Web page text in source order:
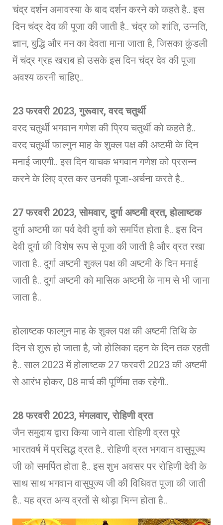
चंद्र दर्शन अमावस्या के बाद दर्शन करने को कहते है.. इस
दिन चंद्र देव की पूजा की जाती है.. चंद्र को शांति, उन्नति,
ज्ञान, बुद्धि और मन का देवता माना जाता है, जिसका कुंडली
में चंद्र ग्रह खराब हो उसके इस दिन चंद्र देव की पूजा
अवश्य करनी चाहिए..
23 फरवरी 2023, गुरूवार, वरद चतुर्थी
वरद चतुर्थी भगवान गणेश की प्रिय चतुर्थी को कहते है..
वरद चतुर्थी फाल्गुन माह के शुक्ल पक्ष की अष्टमी के दिन
मनाई जाएगी.. इस दिन याचक भगवान गणेश को प्रसन्न
करने के लिए व्रत कर उनकी पूजा-अर्चना करते है..
27 फरवरी 2023, सोमवार, दुर्गा अष्टमी व्रत, होलाष्टक
दुर्गा अष्टमी का पर्व देवी दुर्गा को समर्पित होता है.. इस दिन
देवी दुर्गा की विशेष रूप से पूजा की जाती है और व्रत रखा
जाता है.. दुर्गा अष्टमी शुक्ल पक्ष की अष्टमी के दिन मनाई
जाती है.. दुर्गा अष्टमी को मासिक अष्टमी के नाम से भी जाना
जाता है..
होलाष्टक फाल्गुन माह के शुक्ल पक्ष की अष्टमी तिथि के
दिन से शुरू हो जाता है, जो होलिका दहन के दिन तक रहती
है.. साल 2023 में होलाष्टक 27 फरवरी 2023 की अष्टमी
से आरंभ होकर, 08 मार्च की पूर्णिमा तक रहेगी..
28 फरवरी 2023, मंगलवार, रोहिणी व्रत
जैन समुदाय द्वारा किया जाने वाला रोहिणी व्रत पूरे
भारतवर्ष में प्रसिद्ध व्रत है.. रोहिणी व्रत भगवान वासुपूज्य
जी को समर्पित होता है.. इस शुभ अवसर पर रोहिणी देवी के
साथ साथ भगवान वासुपूज्य जी की विधिवत पूजा की जाती
है.. यह व्रत अन्य व्रतों से थोड़ा भिन्न होता है..